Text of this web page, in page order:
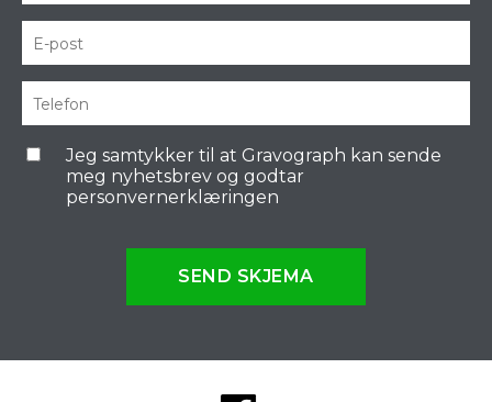
Jeg samtykker til at Gravograph kan sende
meg nyhetsbrev og godtar
personvernerklæringen
SEND SKJEMA